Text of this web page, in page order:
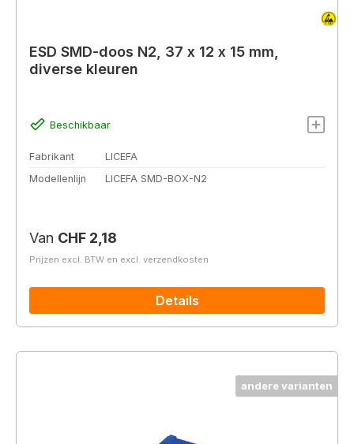
ESD SMD-doos N2, 37 x 12 x 15 mm,
diverse kleuren
Beschikbaar
Fabrikant
LICEFA
Modellenlijn
LICEFA SMD-BOX-N2
Normale prijs:
Van CHF 2,18
Prijzen excl. BTW en excl. verzendkosten
Details
andere varianten